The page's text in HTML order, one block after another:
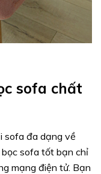
sofa chất
sofa đa dạng về
sofa tốt bạn chỉ
mạng điện tử. Bạn